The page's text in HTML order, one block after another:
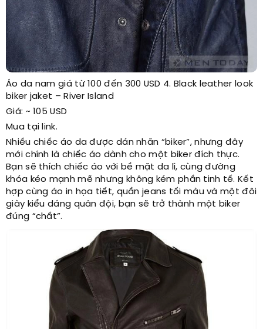
Áo da nam giá từ 100 đến 300 USD 4. Black leather look
biker jaket – River Island
Giá: ~ 105 USD
Mua tại link.
Nhiều chiếc áo da được dán nhãn “biker”, nhưng đây
mới chính là chiếc áo dành cho một biker đích thực.
Bạn sẽ thích chiếc áo với bề mặt da lì, cùng đường
khóa kéo mạnh mẽ nhưng không kém phần tinh tế. Kết
hợp cùng áo in họa tiết, quần jeans tối màu và một đôi
giày kiểu dáng quân đội, bạn sẽ trở thành một biker
đúng “chất”.